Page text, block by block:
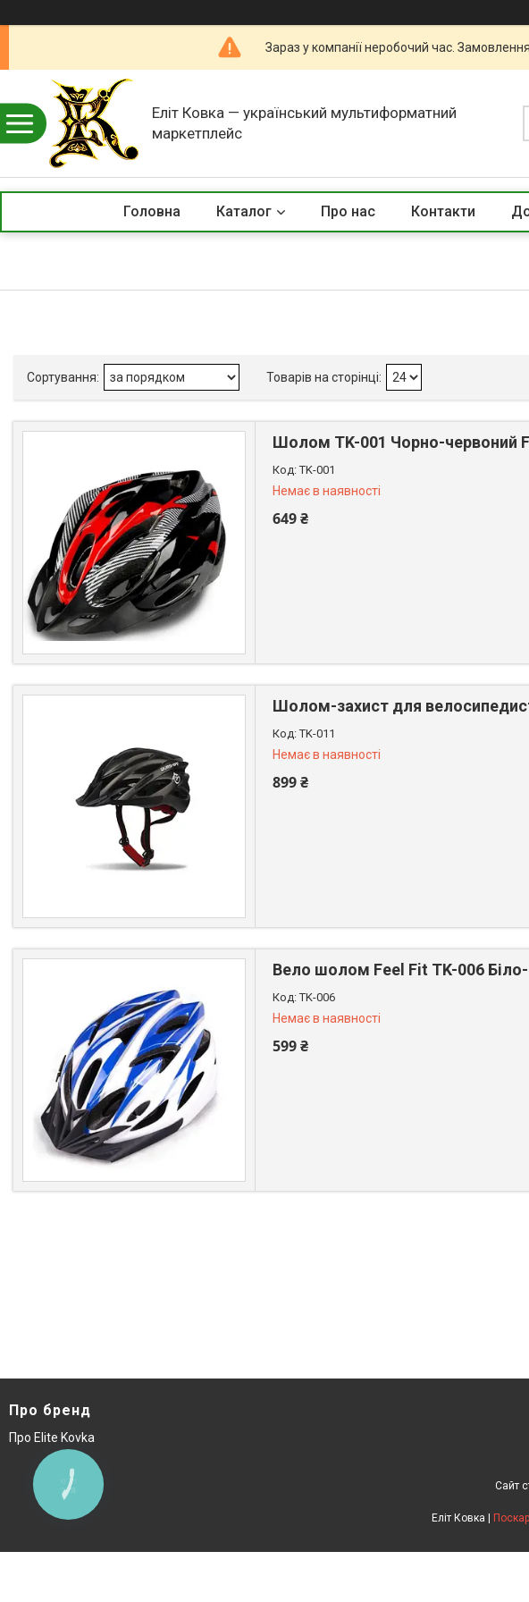
Зараз у компанії неробочий час.
Еліт Ковка — український мультиформатний
маркетплейс
Головна Каталог Про нас Контакти
Шолом TK-001 Чорно-червоний
TK-001
Немає в наявності
649 ₴
Шолом-захист для
TK-011
Немає в наявності
899 ₴
Вело шолом Feel Fit TK-006 Біло-
TK-006
Немає в наявності
599 ₴
Про бренд
Про Elite Kovka
Сайт
КНОПКА
ЗВ'ЯЗКУ